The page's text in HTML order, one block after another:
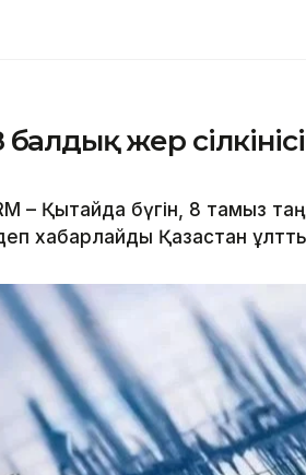
жер
– Қытайда бүгін, 8 тамыз
деп хабарлайды Қазақстан